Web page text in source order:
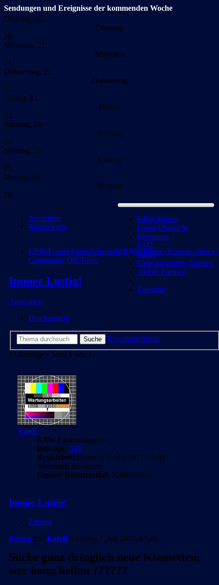
Sendungen und Ereignisse der kommenden Woche
Dienstag, 20.
Dienstag
20.
Mittwoch, 21.
Mittwoch
21.
Donnerstag, 22.
Donnerstag
22.
Freitag, 23.
Freitag
23.
Samstag, 24.
Samstag
24.
Sonntag, 25.
Sonntag
25.
Montag, 26.
Montag
26.
KRW-Forum
Foren-Übersicht
Donations
FAQ
Suche
Unbeantwortete Themen
Aktive Themen
Kalender
Anmelden
Registrieren
KRW-Forum Foren-Übersicht KRW Intern - Kosten - News -
Community Off-Topic
Immer Lustig!
Antworten
Druckansicht
Suche
Erweiterte Suche
13 Beiträge • Seite 1 von 1
KateB
KRW Finanzministerin
Beiträge: 543
Registriert: Dienstag 9. Mai 2017, 23:49
Wohnort: Im Forum
Eigener Benutzertitel: Kaffeetante^^
Immer Lustig!
Zitieren
Beitrag von KateB » Freitag 7. Juli 2017, 03:40
Suche ganz dringlich neue Klamotten,
wer kann helfen ??????